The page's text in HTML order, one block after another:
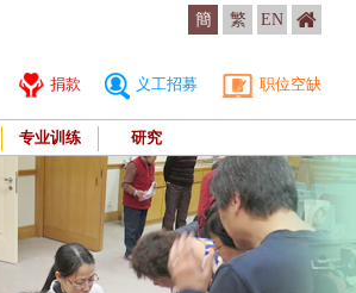
簡 繁 EN
捐款 义工招募 职位空缺
专业训练 研究